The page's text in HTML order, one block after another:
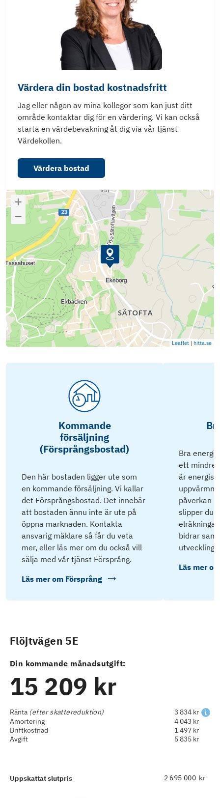
Värdera din bostad kostnadsfritt
Jag eller någon av mina kollegor som kan just ditt
område kontaktar dig för en värdering. Vi kan också
starta en värdebevakning åt dig via vår tjänst
Värdekollen.
Värdera bostad
Leaflet | hitta.se
Kommande
försäljning
(Försprångsbostad)
Den här bostaden ligger ute som
en kommande försäljning. Vi kallar
det Försprångsbostad. Det innebär
att bostaden ännu inte är ute på
öppna marknaden. Kontakta
ansvarig mäklare så får du veta
mer, eller läs mer om du också vill
sälja med vår tjänst Försprång.
Läs mer om Försprång
Bra
ett mindre
är
påverkan
slipper du
bidrar
utveckling.
Läs mer om
Flöjtvägen 5E
Din kommande månadsutgift:
15 209 kr
Ränta (efter skattereduktion)
3 834 kr
Amortering
4 043 kr
Driftkostnad
1 497 kr
Avgift
5 835 kr
Uppskattat slutpris kr